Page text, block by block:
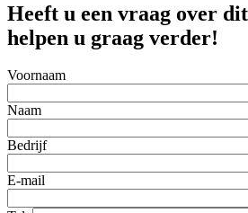
Heeft u een vraag over
helpen u graag verder!
Voornaam
Naam
Bedrijf
E-mail